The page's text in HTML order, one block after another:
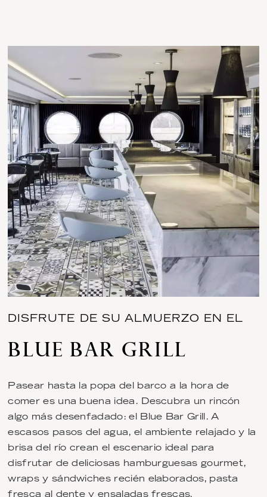
DISFRUTE DE SU ALMUERZO EN EL
BLUE BAR GRILL
Pasear hasta la popa del barco a la hora de
comer es una buena idea. Descubra un rincón
algo más desenfadado: el Blue Bar Grill. A
escasos pasos del agua, el ambiente relajado y la
brisa del río crean el escenario ideal para
disfrutar de deliciosas hamburguesas gourmet,
wraps y sándwiches recién elaborados, pasta
fresca al dente y ensaladas frescas.